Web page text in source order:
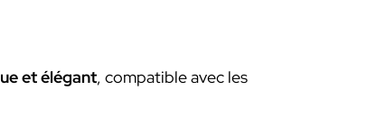
et élégant, compatible avec les